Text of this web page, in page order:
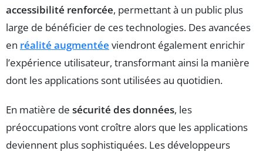
accessibilité renforcée, permettant à un public plus
large de bénéficier de ces technologies. Des avancées
en réalité augmentée viendront également enrichir
l’expérience utilisateur, transformant ainsi la manière
dont les applications sont utilisées au quotidien.
En matière de sécurité des données, les
préoccupations vont croître alors que les applications
deviennent plus sophistiquées. Les développeurs